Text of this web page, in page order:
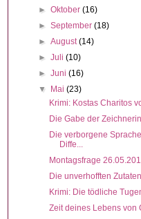
►Oktober(16)
►September(18)
►August(14)
►Juli(10)
►Juni(16)
▼
Mai(23)
Krimi: Kostas Charitos
Die Gabe der
Die verborgene
Diffe...
Montagsfrage
Die unverhofften
Krimi: Die tödliche
Zeit deines Lebens von